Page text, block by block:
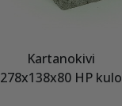
Kartanokivi
278x138x80 HP kulo